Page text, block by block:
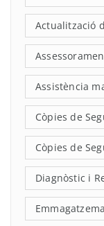
Actualització
Assistència
Còpies de
Còpies de
Diagnòstic i